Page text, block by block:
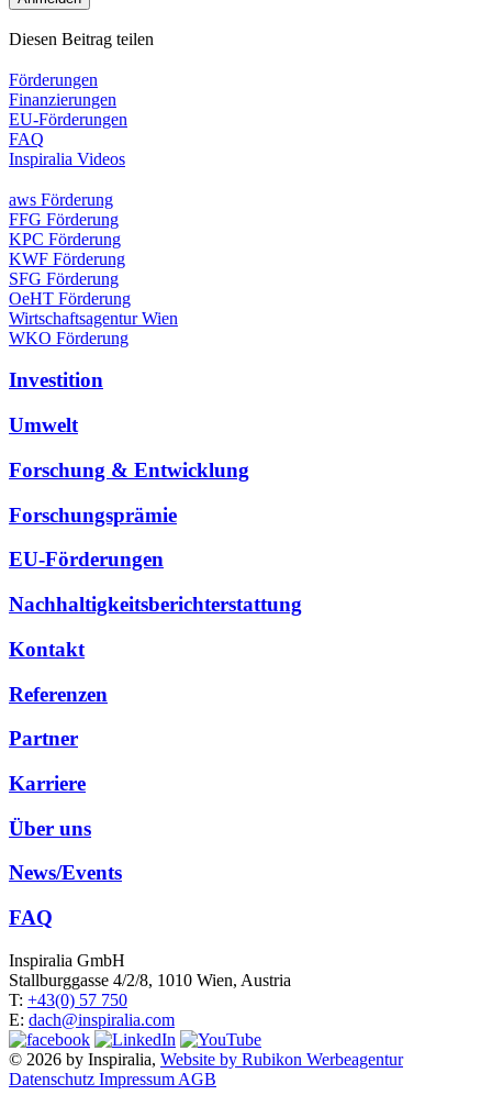
Diesen Beitrag teilen
Förderungen
Finanzierungen
EU-Förderungen
FAQ
Inspiralia Videos
aws Förderung
FFG Förderung
KPC Förderung
KWF Förderung
SFG Förderung
OeHT Förderung
Wirtschaftsagentur Wien
WKO Förderung
Investition
Umwelt
Forschung & Entwicklung
Forschungsprämie
EU-Förderungen
Nachhaltigkeitsberichterstattung
Kontakt
Referenzen
Partner
Karriere
Über uns
News/Events
FAQ
Inspiralia GmbH
Stallburggasse 4/2/8, 1010 Wien, Austria
T: +43(0) 57 750
E: dach@inspiralia.com
© 2026 by Inspiralia, Website by Rubikon Werbeagentur
Datenschutz Impressum AGB